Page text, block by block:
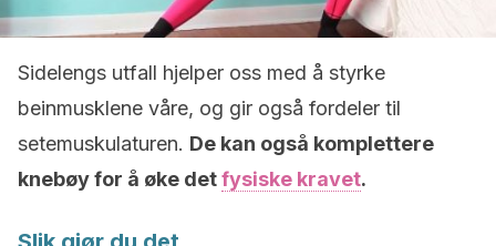
Sidelengs utfall hjelper oss med å styrke
beinmusklene våre, og gir også fordeler til
setemuskulaturen. De kan også komplettere
knebøy for å øke detfysiske kravet.